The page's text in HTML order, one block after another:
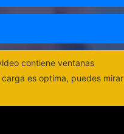
contiene ventanas
es optima, puedes mirar